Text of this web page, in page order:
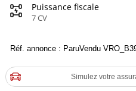
Puissance fiscale
7 CV
Réf. annonce : ParuVendu
Simulez votre